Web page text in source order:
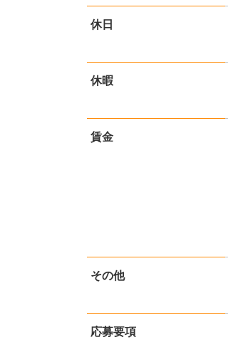
休日
休暇
賃金
その他
応募要項